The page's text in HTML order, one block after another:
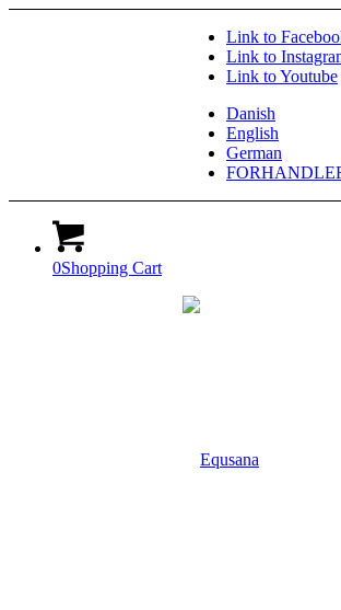
Link to
Link to
Link to Youtube
Danish
English
German
0Shopping Cart